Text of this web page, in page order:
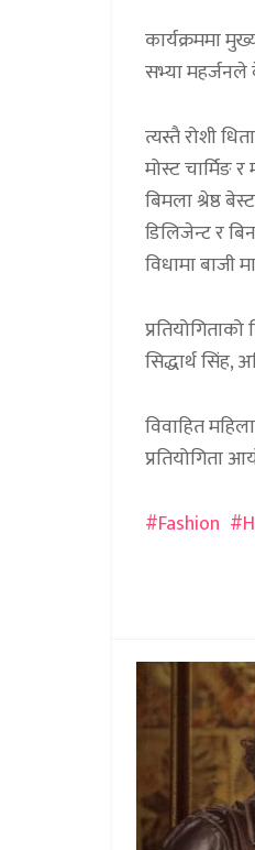
कार्यक्रममा
सभ्या महर्जनले
त्यस्तै रोशी
मोस्ट चार्मिङ
बिमला श्रेष्ठ
डिलिजेन्ट र
विधामा बाजी
सिद्धार्थ
विवाहित
प्रतियोगिता
Fashion